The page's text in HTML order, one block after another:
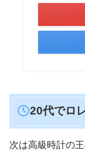
20代でロ
次は高級時計の